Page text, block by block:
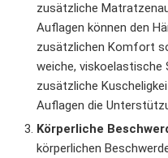
zusätzliche
Auflagen können den
zusätzlichen Komfort
weiche,
zusätzliche
Auflagen die
Körperliche
körperlichen